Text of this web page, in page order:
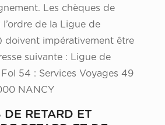
Les chèques de
de la Ligue de
doivent impérativement être
suivante : Ligue de
Fol 54 : Services Voyages 49
NANCY
DE RETARD ET